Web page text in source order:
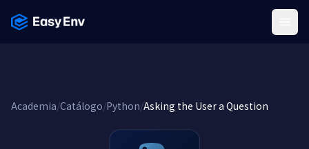
Academia/Catálogo/Python/Asking the User a Question